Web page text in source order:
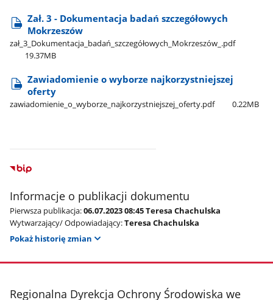
Zał. 3 - Dokumentacja badań szczegółowych
Mokrzeszów
zał​_3​_Dokumentacja​_badań​_szczegółowych​_Mokrzeszów​_.pdf
19.37MB
Zawiadomienie o wyborze najkorzystniejszej
oferty
zawiadomienie​_o​_wyborze​_najkorzystniejszej​_oferty.pdf 0.22MB
Informacje o publikacji dokumentu
Pierwsza publikacja:06.07.2023 08:45 Teresa Chachulska
Wytwarzający/ Odpowiadający:Teresa Chachulska
Pokaż historię zmian
stopka
Regionalna Dyrekcja Ochrony Środowiska we